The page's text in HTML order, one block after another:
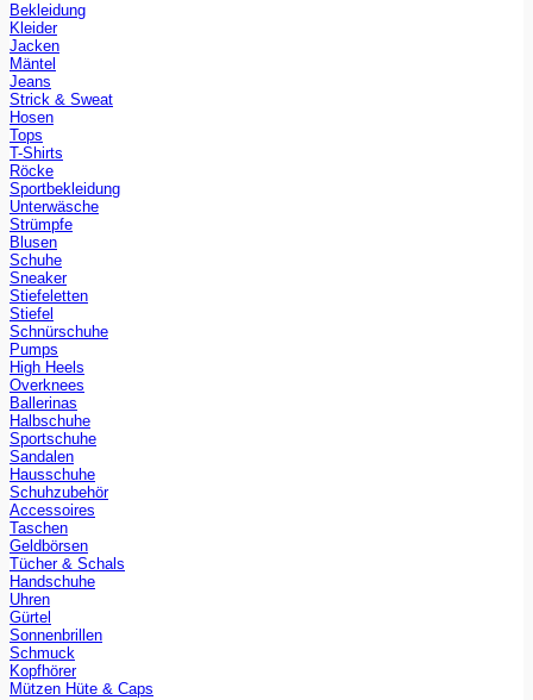
Bekleidung
Kleider
Jacken
Mäntel
Jeans
Strick & Sweat
Hosen
Tops
T-Shirts
Röcke
Sportbekleidung
Unterwäsche
Strümpfe
Blusen
Schuhe
Sneaker
Stiefeletten
Stiefel
Schnürschuhe
Pumps
High Heels
Overknees
Ballerinas
Halbschuhe
Sportschuhe
Sandalen
Hausschuhe
Schuhzubehör
Accessoires
Taschen
Geldbörsen
Tücher & Schals
Handschuhe
Uhren
Gürtel
Sonnenbrillen
Schmuck
Kopfhörer
Mützen Hüte & Caps